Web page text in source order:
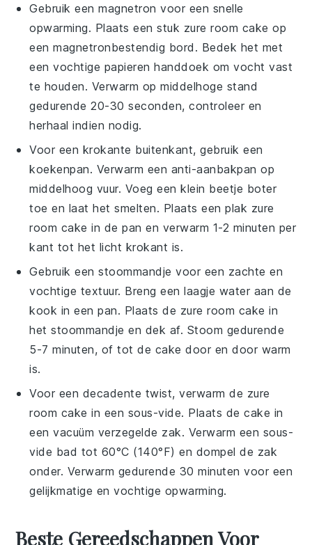
Gebruik een magnetron voor een snelle
opwarming. Plaats een stuk zure room cake op
een magnetronbestendig bord. Bedek het met
een vochtige papieren handdoek om vocht vast
te houden. Verwarm op middelhoge stand
gedurende 20-30 seconden, controleer en
herhaal indien nodig.
Voor een krokante buitenkant, gebruik een
koekenpan. Verwarm een anti-aanbakpan op
middelhoog vuur. Voeg een klein beetje boter
toe en laat het smelten. Plaats een plak zure
room cake in de pan en verwarm 1-2 minuten per
kant tot het licht krokant is.
Gebruik een stoommandje voor een zachte en
vochtige textuur. Breng een laagje water aan de
kook in een pan. Plaats de zure room cake in
het stoommandje en dek af. Stoom gedurende
5-7 minuten, of tot de cake door en door warm
is.
Voor een decadente twist, verwarm de zure
room cake in een sous-vide. Plaats de cake in
een vacuüm verzegelde zak. Verwarm een sous-
vide bad tot 60°C (140°F) en dompel de zak
onder. Verwarm gedurende 30 minuten voor een
gelijkmatige en vochtige opwarming.
Beste Gereedschappen Voor